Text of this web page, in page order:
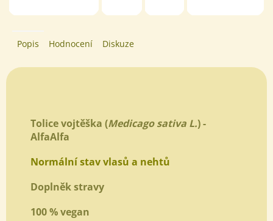
Popis Hodnocení Diskuze
Tolice vojtěška (Medicago sativa L.) -
AlfaAlfa
Normální stav vlasů a nehtů
Doplněk stravy
​100 % vegan